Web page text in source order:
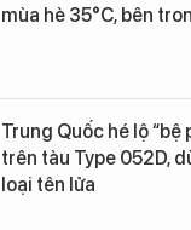
mùa hè 35°C, bên
Trung Quốc hé lộ “bệ
trên tàu Type 052D,
loại tên lửa